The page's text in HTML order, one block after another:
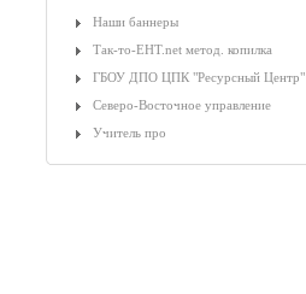
Наши баннеры
Так-то-ЕНТ.net метод. копилка
ГБОУ ДПО ЦПК "Ресурсный Центр"
Северо-Восточное управление
Учитель про